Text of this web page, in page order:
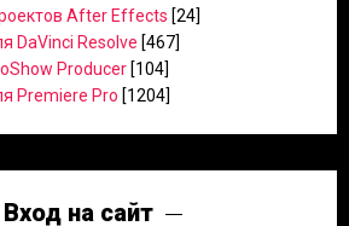
After Effects [24]
DaVinci Resolve [467]
Producer [104]
Premiere Pro [1204]
Вход на сайт